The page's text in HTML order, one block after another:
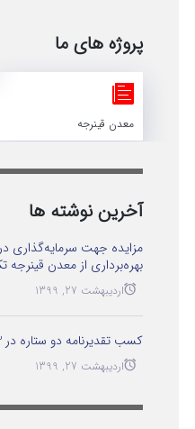
پروژه های ما
معدن قینرجه
آخرین نوشته ها
مزایده جهت سرمایه‌گذاری
بهره‌برداری از معدن قینرجه
اردیبهشت 27, 1399
کسب تقدیرنامه دو ستاره در 23مین همایش تعالی سازمانی
اردیبهشت 27, 1399